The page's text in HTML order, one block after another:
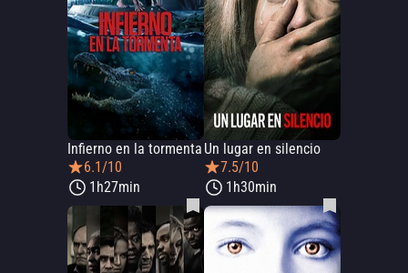
Infierno en la tormenta
6.1/10
1h27min
Un lugar en silencio
7.5/10
1h30min